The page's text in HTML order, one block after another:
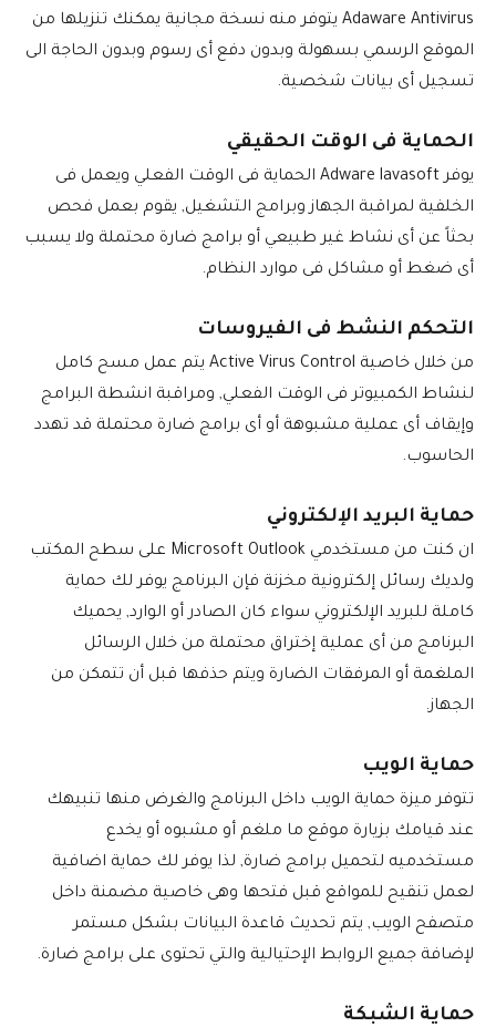
Adaware Antivirus يتوفر منه نسخة مجانية يمكنك تنزيلها من
الموقع الرسمي بسهولة وبدون دفع أى رسوم وبدون الحاجة الى
تسجيل أى بيانات شخصية.
الحماية فى الوقت الحقيقي
يوفر Adware lavasoft الحماية فى الوقت الفعلي ويعمل فى
الخلفية لمراقبة الجهاز وبرامج التشغيل, يقوم بعمل فحص
بحثاً عن أى نشاط غير طبيعي أو برامج ضارة محتملة ولا يسبب
أى ضغط أو مشاكل فى موارد النظام.
التحكم النشط فى الفيروسات
من خلال خاصية Active Virus Control يتم عمل مسح كامل
لنشاط الكمبيوتر فى الوقت الفعلي, ومراقبة انشطة البرامج
وإيقاف أى عملية مشبوهة أو أى برامج ضارة محتملة قد تهدد
الحاسوب.
حماية البريد الإلكتروني
ان كنت من مستخدمي Microsoft Outlook على سطح المكتب
ولديك رسائل إلكترونية مخزنة فإن البرنامج يوفر لك حماية
كاملة للبريد الإلكتروني سواء كان الصادر أو الوارد, يحميك
البرنامج من أى عملية إختراق محتملة من خلال الرسائل
الملغمة أو المرفقات الضارة ويتم حذفها قبل أن تتمكن من
الجهاز.
حماية الويب
تتوفر ميزة حماية الويب داخل البرنامج والغرض منها تنبيهك
عند قيامك بزيارة موقع ما ملغم أو مشبوه أو يخدع
مستخدميه لتحميل برامج ضارة, لذا يوفر لك حماية اضافية
لعمل تنقيح للمواقع قبل فتحها وهى خاصية مضمنة داخل
متصفح الويب, يتم تحديث قاعدة البيانات بشكل مستمر
لإضافة جميع الروابط الإحتيالية والتي تحتوى على برامج ضارة.
حماية الشبكة